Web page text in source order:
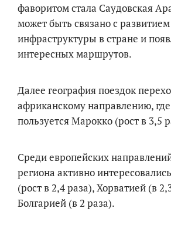
фаворитом стала Саудовская
может быть связано с
инфраструктуры в стране и
интересных маршрутов.
Далее география поездок
африканскому направлению,
пользуется Марокко (рост в 3,5
Среди европейских
региона активно
(рост в 2,4 раза), Хорватией (в
Болгарией (в 2 раза).